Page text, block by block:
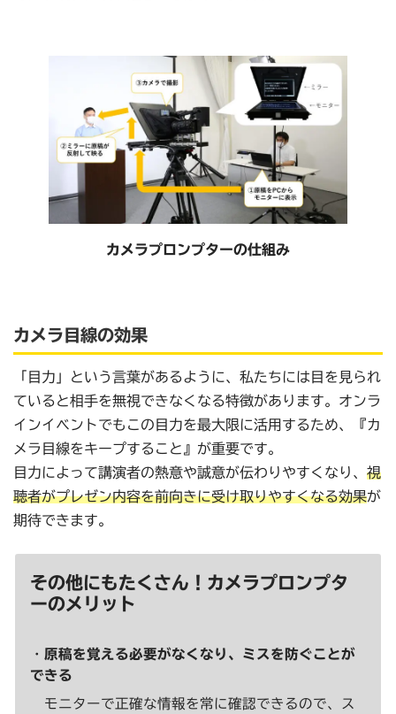
カメラプロンプターの仕組み
カメラ目線の効果
「目力」という言葉があるように、私たちには目を見られ
ていると相手を無視できなくなる特徴があります。オンラ
インイベントでもこの目力を最大限に活用するため、『カ
メラ目線をキープすること』が重要です。
目力によって講演者の熱意や誠意が伝わりやすくなり、 視
聴者がプレゼン内容を前向きに受け取りやすくなる効果が
期待できます。
その他にもたくさん！カメラプロンプタ
ーのメリット
・原稿を覚える必要がなくなり、ミスを防ぐことが
できる
モニターで正確な情報を常に確認できるので、ス